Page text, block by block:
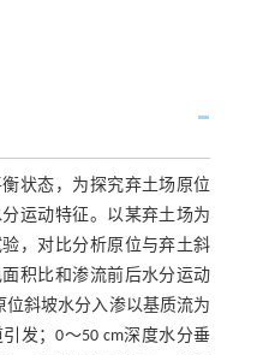
状态，为探究弃土场原位
运动特征。以某弃土场为
，对比分析原位与弃土斜
积比和渗流前后水分运动
斜坡水分入渗以基质流为
发；0～50 cm深度水分垂